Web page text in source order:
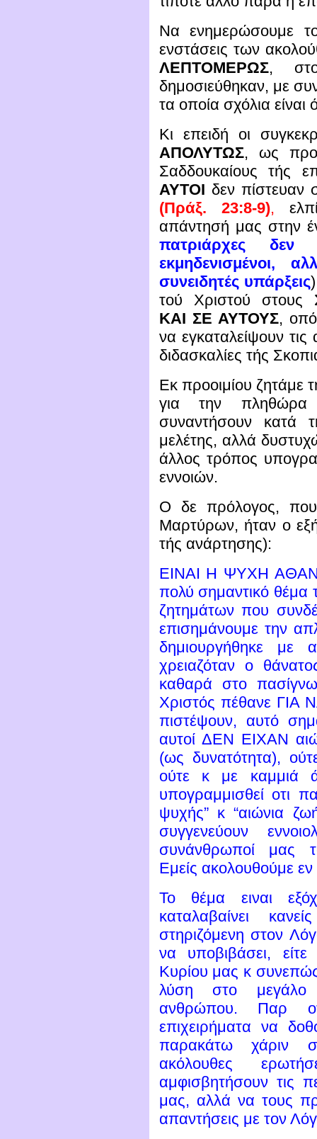
Να ενημερώσουμε
ενστάσεις των
ΛΕΠΤΟΜΕΡΩΣ,
δημοσιεύθηκαν, με
τα οποία σχόλια
Κι επειδή οι
ΑΠΟΛΥΤΩΣ, ως
Σαδδουκαίους τής
ΑΥΤΟΙ δεν
(Πράξ. 23:8-9),
απάντησή μας στην
πατριάρχες
εκμηδενισμένοι,
συνειδητές υπάρξεις
τού Χριστού στους
ΚΑΙ ΣΕ ΑΥΤΟΥΣ,
να εγκαταλείψουν τις
διδασκαλίες τής
Εκ προοιμίου ζητάμε
για την
συναντήσουν κατά
μελέτης, αλλά
άλλος τρόπος
εννοιών.
Ο δε πρόλογος, που
Μαρτύρων, ήταν ο
τής ανάρτησης):
ΕΙΝΑΙ Η ΨΥΧΗ
πολύ σημαντικό θέμα
ζητημάτων που
επισημάνουμε την
δημιουργήθηκε
χρειαζόταν ο
καθαρά στο
Χριστός πέθανε ΓΙΑ
πιστέψουν, αυτό
αυτοί ΔΕΝ ΕΙΧΑΝ
(ως δυνατότητα),
ούτε κ με καμμιά
υπογραμμισθεί οτι
ψυχής” κ “αιώνια
συγγενεύουν
συνάνθρωποί μας
Εμείς ακολουθούμε εν
Το θέμα ειναι
καταλαβαίνει
στηριζόμενη στον
να υποβιβάσει,
Κυρίου μας κ
λύση στο μεγάλο
ανθρώπου. Παρ
επιχειρήματα να
παρακάτω χάριν
ακόλουθες
αμφισβητήσουν τις
μας, αλλά να τους
απαντήσεις με τον